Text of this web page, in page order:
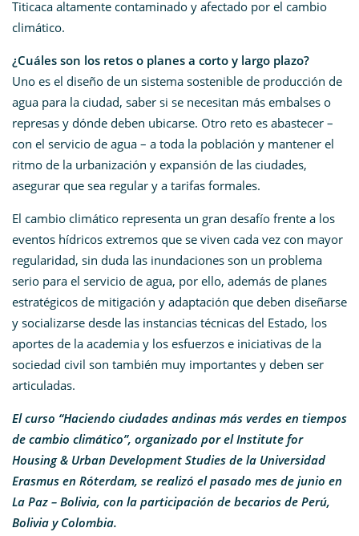
Titicaca altamente contaminado y afectado por el cambio
climático.
¿Cuáles son los retos o planes a corto y largo plazo?
Uno es el diseño de un sistema sostenible de producción de
agua para la ciudad, saber si se necesitan más embalses o
represas y dónde deben ubicarse. Otro reto es abastecer –
con el servicio de agua – a toda la población y mantener el
ritmo de la urbanización y expansión de las ciudades,
asegurar que sea regular y a tarifas formales.
El cambio climático representa un gran desafío frente a los
eventos hídricos extremos que se viven cada vez con mayor
regularidad, sin duda las inundaciones son un problema
serio para el servicio de agua, por ello, además de planes
estratégicos de mitigación y adaptación que deben diseñarse
y socializarse desde las instancias técnicas del Estado, los
aportes de la academia y los esfuerzos e iniciativas de la
sociedad civil son también muy importantes y deben ser
articuladas.
El curso “Haciendo ciudades andinas más verdes en tiempos
de cambio climático”, organizado por el Institute for
Housing & Urban Development Studies de la Universidad
Erasmus en Róterdam, se realizó el pasado mes de junio en
La Paz – Bolivia, con la participación de becarios de Perú,
Bolivia y Colombia.